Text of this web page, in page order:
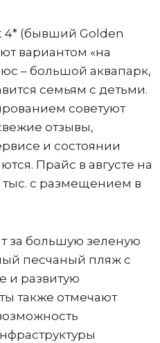
4* (бывший Golden
вариантом «на
– большой аквапарк,
семьям с детьми.
советуют
отзывы,
и состоянии
Прайс в августе на
тыс. с размещением в
за большую зеленую
песчаный пляж с
и развитую
также отмечают